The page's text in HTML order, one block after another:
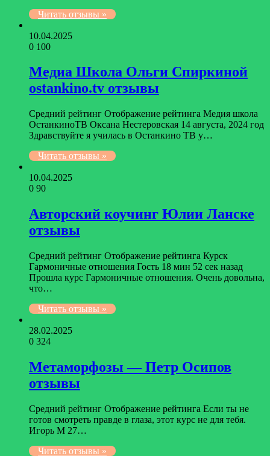
Читать отзывы »
10.04.2025
0 100
Медиа Школа Ольги Спиркиной
ostankino.tv отзывы
Средний рейтинг Отображение рейтинга Медия школа
ОстанкиноТВ Оксана Нестеровская 14 августа, 2024 год
Здравствуйте я училась в Останкино ТВ у…
Читать отзывы »
10.04.2025
0 90
Авторский коучинг Юлии Ланске
отзывы
Средний рейтинг Отображение рейтинга Курск
Гармоничные отношения Гость 18 мин 52 сек назад
Прошла курс Гармоничные отношения. Очень довольна,
что…
Читать отзывы »
28.02.2025
0 324
Метаморфозы — Петр Осипов
отзывы
Средний рейтинг Отображение рейтинга Если ты не
готов смотреть правде в глаза, этот курс не для тебя.
Игорь М 27…
Читать отзывы »